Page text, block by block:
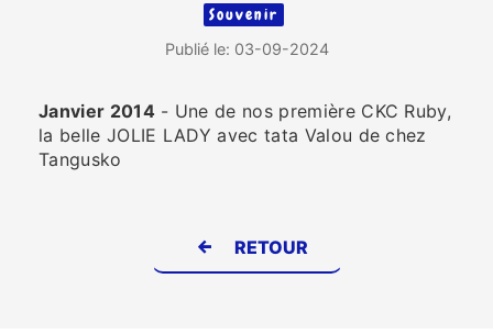
Souvenir
Publié le: 03-09-2024
Janvier 2014- Une de nos première CKC Ruby,
la belle JOLIE LADY avec tata Valou de chez
Tangusko
RETOUR